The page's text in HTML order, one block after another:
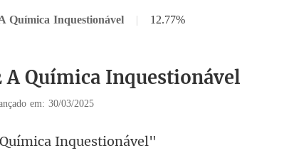
Química Inquestionável | 12.77%
A Química Inquestionável
em: 30/03/2025
In